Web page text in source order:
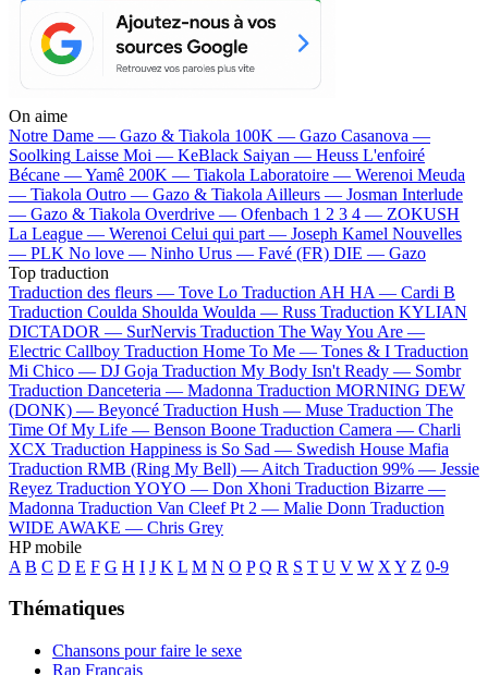
On aime
Notre Dame — Gazo & Tiakola 100K — Gazo Casanova —
Soolking Laisse Moi — KeBlack Saiyan — Heuss L'enfoiré
Bécane —Yamê 200K — Tiakola Laboratoire — Werenoi Meuda
— Tiakola Outro — Gazo & Tiakola Ailleurs — Josman Interlude
— Gazo & Tiakola Overdrive — Ofenbach 1 2 3 4 — ZOKUSH
La League — Werenoi Celui qui part — Joseph Kamel Nouvelles
— PLK No love — Ninho Urus — Favé (FR) DIE — Gazo
Top traduction
Traduction des fleurs — Tove Lo Traduction AH HA — Cardi B
Traduction Coulda Shoulda Woulda — Russ Traduction KYLIAN
DICTADOR — SurNervis Traduction The Way You Are —
Electric Callboy Traduction Home To Me — Tones & I Traduction
Mi Chico — DJ Goja Traduction My Body Isn't Ready — Sombr
Traduction Danceteria — Madonna Traduction MORNING DEW
(DONK) — Beyoncé Traduction Hush — Muse Traduction The
Time Of My Life — Benson Boone Traduction Camera — Charli
XCX Traduction Happiness is So Sad — Swedish House Mafia
Traduction RMB (Ring My Bell) — Aitch Traduction 99% — Jessie
Reyez Traduction YOYO — Don Xhoni Traduction Bizarre —
Madonna Traduction Van Cleef Pt 2 — Malie Donn Traduction
WIDE AWAKE — Chris Grey
HP mobile
A B C D E F G H I J K L M N O P Q R S T U V W X Y Z 0-9
Thématiques
Chansons pour faire le sexe
Rap Français